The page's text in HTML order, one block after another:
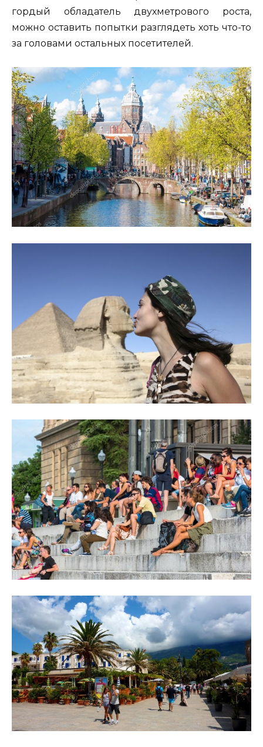
гордый обладатель двухметрового роста,
можно оставить попытки разглядеть хоть что-то
за головами остальных посетителей.